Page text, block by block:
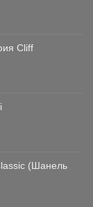
Cliff
(Шанель